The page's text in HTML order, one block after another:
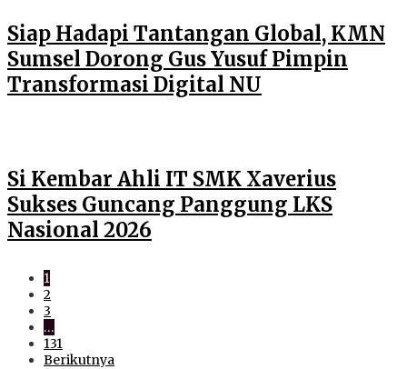
Siap Hadapi Tantangan Global, KMN
Sumsel Dorong Gus Yusuf Pimpin
Transformasi Digital NU
Si Kembar Ahli IT SMK Xaverius
Sukses Guncang Panggung LKS
Nasional 2026
1
2
3
…
131
Berikutnya